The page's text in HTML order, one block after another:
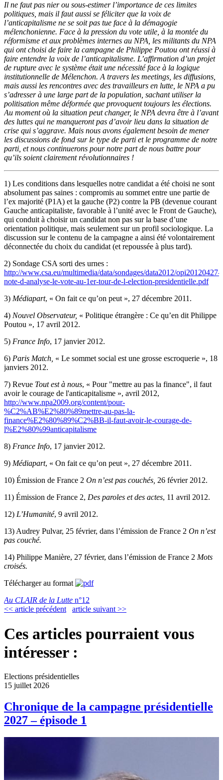
Il ne faut pas nier ou sous-estimer l’importance de ces limites
politiques, mais il faut aussi se féliciter que la voix de
l’anticapitalisme ne se soit pas tue face à la démagogie
mélenchonienne. Face à la pression du vote utile, à la montée du
réformisme et aux problèmes internes au NPA, les militants du NPA
qui ont choisi de faire la campagne de Philippe Poutou ont réussi à
faire entendre la voix de l’anticapitalisme. L’affirmation d’un projet
de rupture avec le système était une nécessité face à la logique
institutionnelle de Mélenchon. A travers les meetings, les diffusions,
mais aussi les rencontres avec des travailleurs en lutte, le NPA a pu
s’adresser à une large part de la population, sachant utiliser la
politisation même déformée que provoquent toujours les élections.
Au moment où la situation peut changer, le NPA devra être à l’avant
des luttes qui ne manqueront pas d’avoir lieu dans la situation de
crise qui s’aggrave. Mais nous avons également besoin de mener
les discussions de fond sur le type de parti et le programme de notre
parti, et nous continuerons pour notre part de nous battre pour
qu’ils soient clairement révolutionnaires !
1) Les conditions dans lesquelles notre candidat a été choisi ne sont
absolument pas saines : compromis au sommet entre une partie de
l’ex majorité (P1A) et la gauche (P2) contre la PB (devenue courant
Gauche anticapitaliste, favorable à l’unité avec le Front de Gauche),
qui conduit à choisir un candidat non pas sur la base d’une
orientation politique, mais seulement sur un profil sociologique. La
discussion sur le contenu de la campagne a ainsi été volontairement
déconnectée du choix du candidat (et repoussée à plus tard).
2) Sondage CSA sorti des urnes :
http://www.csa.eu/multimedia/data/sondages/data2012/opi20120427-
note-d-analyse-le-vote-au-1er-tour-de-l-election-presidentielle.pdf
3) Médiapart, « On fait ce qu’on peut », 27 décembre 2011.
4) Nouvel Observateur, « Politique étrangère : Ce qu’en dit Philippe
Poutou », 17 avril 2012.
5) France Info, 17 janvier 2012.
6) Paris Match, « Le sommet social est une grosse escroquerie », 18
janviers 2012.
7) Revue Tout est à nous, « Pour "mettre au pas la finance", il faut
avoir le courage de l'anticapitalisme », avril 2012,
http://www.npa2009.org/content/pour-
%C2%AB%E2%80%89mettre-au-pas-la-
finance%E2%80%89%C2%BB-il-faut-avoir-le-courage-de-
l%E2%80%99anticapitalisme
8) France Info, 17 janvier 2012.
9) Médiapart, « On fait ce qu’on peut », 27 décembre 2011.
10) Émission de France 2 On n’est pas couchés, 26 février 2012.
11) Émission de France 2, Des paroles et des actes, 11 avril 2012.
12) L’Humanité, 9 avril 2012.
13) Audrey Pulvar, 25 février, dans l’émission de France 2 On n’est
pas couché.
14) Philippe Manière, 27 février, dans l’émission de France 2 Mots
croisés.
Télécharger au format
Au CLAIR de la Lutte n°12
<< article précédent
article suivant >>
Ces articles pourraient vous
intéresser :
Elections présidentielles
15 juillet 2026
Chronique de la campagne présidentielle
2027 – épisode 1